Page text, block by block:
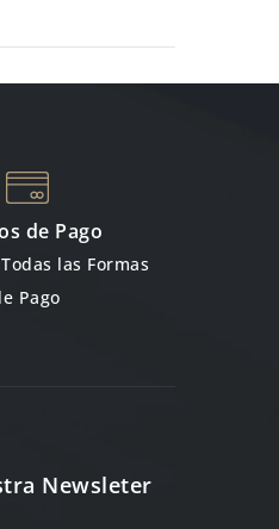
de Pago
las Formas
Pago
Newsleter